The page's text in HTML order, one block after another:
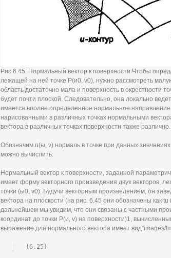
Рис 6.45. Нормальный вектор к поверхности Чтобы
лежащей на ней точке Р(и0, v0), нужно рассмотреть
область достаточно мала и поверхность в окрестности
будет почти плоской. Следовательно, она локально
имеется вполне определенное нормальное
нарисованными в различных точках нормальными
вектора в различных точках поверхности также различно.
Обозначим п(ы, v) нормаль в точке при данных
можно вычислить.
Нормальный вектор к поверхности, заданной
имеет форму векторного произведения двух векторов,
точки (ы0, v0). Будучи векторным произведением, он
вектора на плоскости (на рис. 6.45 они обозначены как
дальнейшем мы увидим, что они связаны с частными
координат до точки Р(и, v) на поверхности)1,
выражение для нормального вектора имеет вид"images/
(6.25)